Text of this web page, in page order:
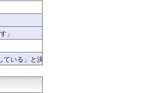
...
...
」
ている」と決